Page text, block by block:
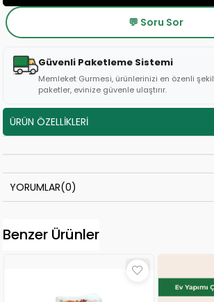
💬 Soru Sor
Güvenli Paketleme Sistemi
Memleket Gurmesi, ürünlerinizi en özenli
paketler, evinize güvenle ulaştırır.
ÜRÜN ÖZELLIKLERI
YORUMLAR(0)
Benzer Ürünler